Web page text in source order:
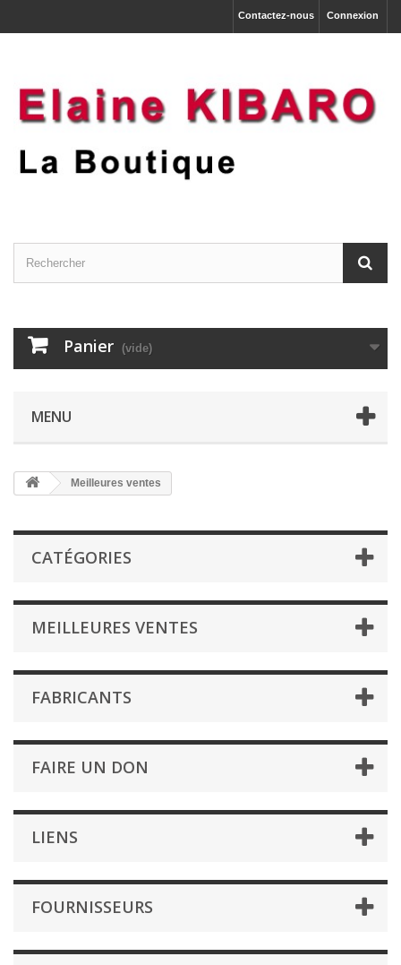
Connexion
Contactez-nous
Panier (vide)
MENU
Meilleures ventes
CATÉGORIES
MEILLEURES VENTES
FABRICANTS
FAIRE UN DON
LIENS
FOURNISSEURS